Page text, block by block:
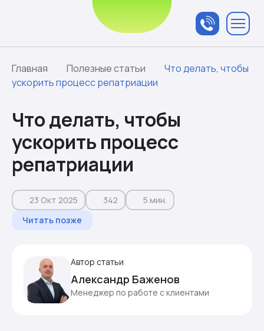
менеджером
Главная Полезные статьи
Что делать, чтобы
ускорить процесс репатриации
Что делать, чтобы
ускорить процесс
репатриации
Читать позже
23 Окт 2025 342 5 мин.
Автор статьи
Александр Баженов
Менеджер по работе с клиентами